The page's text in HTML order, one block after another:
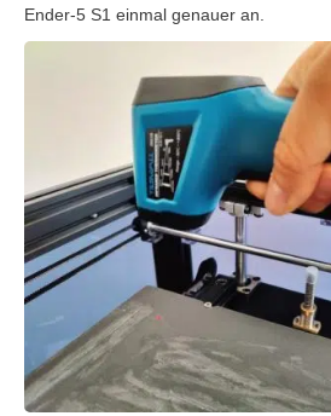
Ender-5 S1 einmal genauer an.